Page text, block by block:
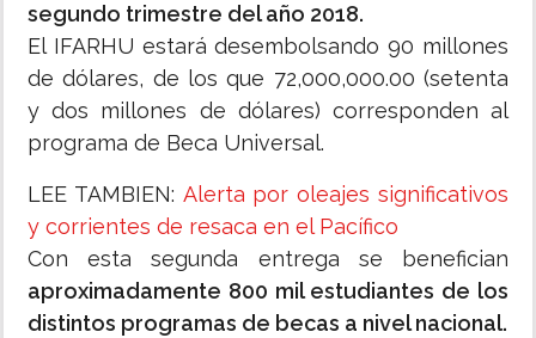
segundo trimestre del año 2018.
El IFARHU estará desembolsando 90 millones
de dólares, de los que 72,000,000.00 (setenta
y dos millones de dólares) corresponden al
programa de Beca Universal.
LEE TAMBIEN: Alerta por oleajes significativos
y corrientes de resaca en el Pacífico
Con esta segunda entrega se benefician
aproximadamente 800 mil estudiantes de los
distintos programas de becas a nivel nacional.